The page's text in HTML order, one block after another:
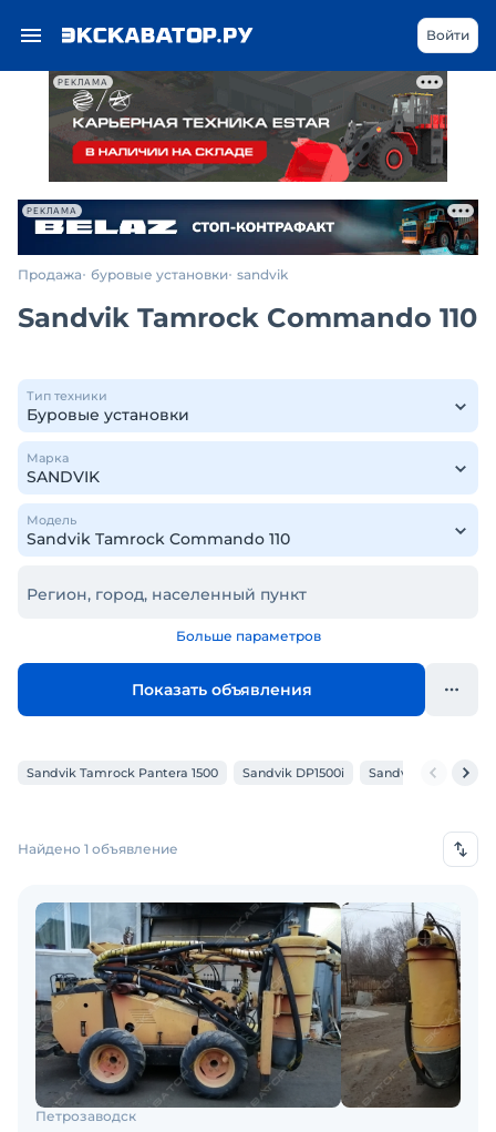
РЕКЛАМА
Войти
РЕКЛАМА
Продажа буровые установки sandvik
Sandvik Tamrock Commando 110
Тип техники
Марка
Модель
Регион, город, населенный пункт
Больше параметров
Показать объявления
Sandvik Tamrock Pantera 1500 Sandvik DP1500i Sandvik Leopard
Найдено 1 объявление
Петрозаводск